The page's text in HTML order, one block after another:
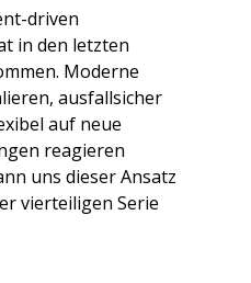
driven
in den letzten
Moderne
ausfallsicher
auf neue
reagieren
uns dieser Ansatz
vierteiligen Serie